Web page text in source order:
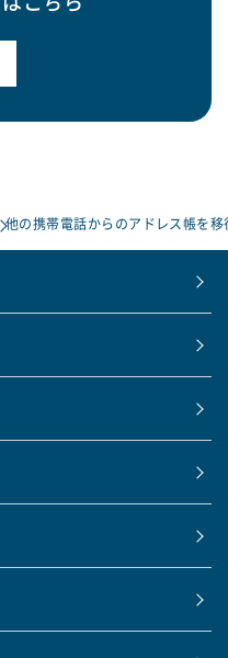
他の携帯電話からのアドレス帳を